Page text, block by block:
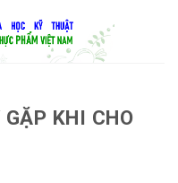
KHI CHO